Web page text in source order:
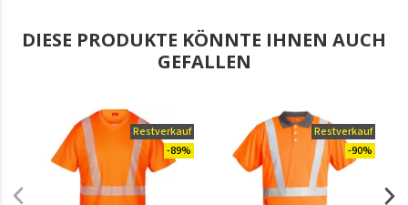
DIESE PRODUKTE KÖNNTE IHNEN AUCH
GEFALLEN
Restverkauf
-89%
Restverkauf
-90%